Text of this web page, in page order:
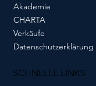
SCHNELLE LINKS
Akademie
CHARTA
Verkäufe
Datenschutzerklärung